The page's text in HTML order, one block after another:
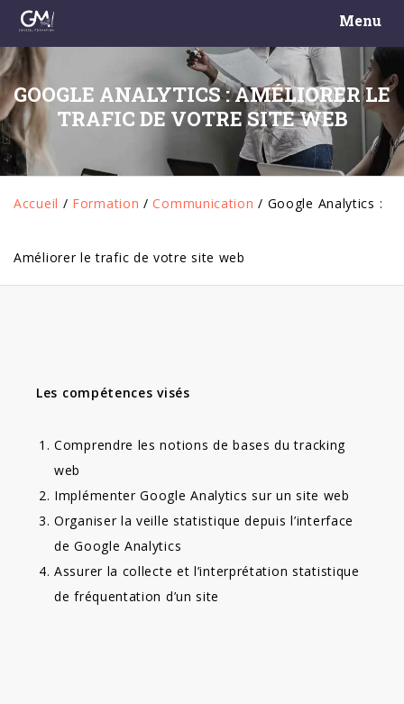
Menu
GOOGLE ANALYTICS : AMÉLIORER LE
TRAFIC DE VOTRE SITE WEB
Accueil / Formation /Communication / Google Analytics :
Améliorer le trafic de votre site web
Les compétences visés
Comprendre les notions de bases du tracking
web
Implémenter Google Analytics sur un site web
Organiser la veille statistique depuis l’interface
de Google Analytics
Assurer la collecte et l’interprétation statistique
de fréquentation d’un site